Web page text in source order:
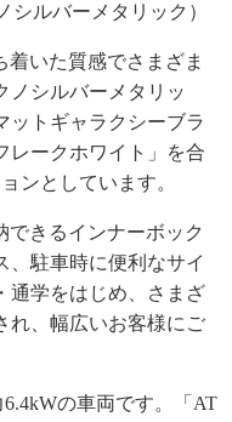
シルバーメタリック）
着いた質感でさまざま
ノシルバーメタリッ
ットギャラクシーブラ
レークホワイト」を合
ンとしています。
できるインナーボック
、駐車時に便利なサイ
通学をはじめ、さまざ
れ、幅広いお客様にご
の車両です。「AT